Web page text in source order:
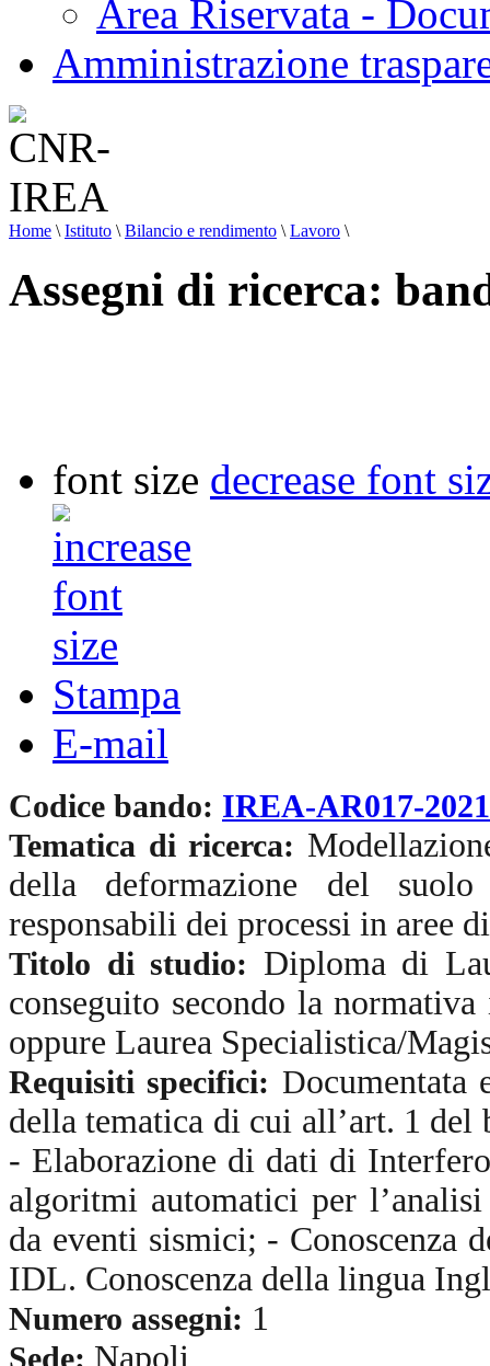
Area Riservata -
Amministrazione
Home \ Istituto \ Bilancio e rendimento \ Lavoro \
Assegni di ricerca:
font size decrease font
Stampa
E-mail
Codice bando: IREA-AR017-
Tematica di ricerca:
della deformazione del
responsabili dei processi in aree
Titolo di studio: Diploma di
conseguito secondo la
oppure Laurea Specialistica/
Requisiti specifici: Documentata
della tematica di cui all’art. 1
- Elaborazione di dati di
algoritmi automatici per
da eventi sismici; - Conoscenza
IDL. Conoscenza della lingua
Numero assegni: 1
Sede: Napoli